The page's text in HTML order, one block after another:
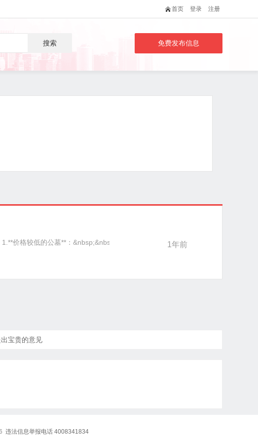
首页 登录 注册
搜索 免费发布信息
价格较低的公墓**：&nbsp;&nbsp;-**美人山公墓**：位于溧水区溧水殡仪馆旁
1年前
宝贵的意见
违法信息举报电话 4008341834